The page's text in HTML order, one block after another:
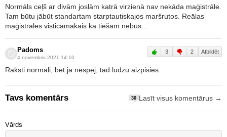
Normāls ceļš ar divām joslām katrā virzienā nav nekāda maģistrāle.
Tam būtu jābūt standartam starptautiskajos maršrutos. Reālas
maģistrāles visticamākais ka tiešām nebūs...
Padoms
4.novembris 2021 14:10
3 2 Atbildēt
Raksti normāli, bet ja nespēj, tad ludzu aizpisies.
Tavs komentārs 30 Lasīt visus komentārus →
Vārds